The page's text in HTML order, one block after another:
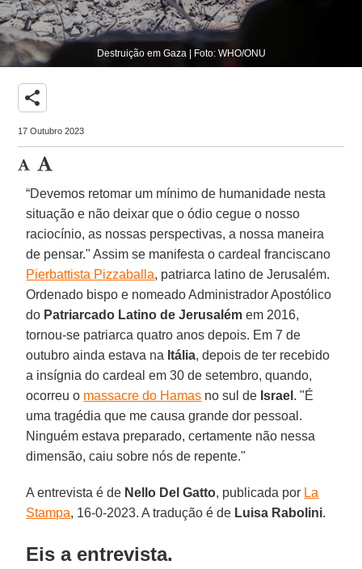
Destruição em Gaza | Foto: WHO/ONU
share
17 Outubro 2023
“Devemos retomar um mínimo de humanidade nesta
situação e não deixar que o ódio cegue o nosso
raciocínio, as nossas perspectivas, a nossa maneira
de pensar." Assim se manifesta o cardeal franciscano
Pierbattista Pizzaballa, patriarca latino de Jerusalém.
Ordenado bispo e nomeado Administrador Apostólico
do Patriarcado Latino de Jerusalém em 2016,
tornou-se patriarca quatro anos depois. Em 7 de
outubro ainda estava na Itália, depois de ter recebido
a insígnia do cardeal em 30 de setembro, quando,
ocorreu o massacre do Hamas no sul de Israel . "É
uma tragédia que me causa grande dor pessoal.
Ninguém estava preparado, certamente não nessa
dimensão, caiu sobre nós de repente."
A entrevista é de Nello Del Gatto, publicada por La
Stampa, 16-0-2023. A tradução é de Luisa Rabolini.
Eis a entrevista.